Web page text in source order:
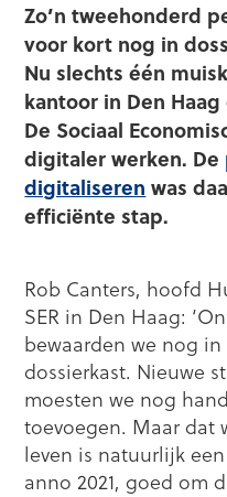
Zo’n tweehonderd
voor kort nog in
Nu slechts één
kantoor in Den
De Sociaal
digitaler werken. De
digitaliseren was
efficiënte stap.
Rob Canters, hoofd
SER in Den Haag:
bewaarden we nog
dossierkast. Nieuwe
moesten we nog
toevoegen. Maar dat
leven is natuurlijk
anno 2021, goed om